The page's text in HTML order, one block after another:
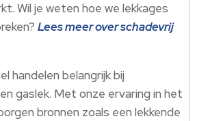
Wil je weten hoe we lekkages
Lees meer over schadevrij
handelen belangrijk bij
gaslek.​ Met onze ervaring in het
bronnen zoals een lekkende